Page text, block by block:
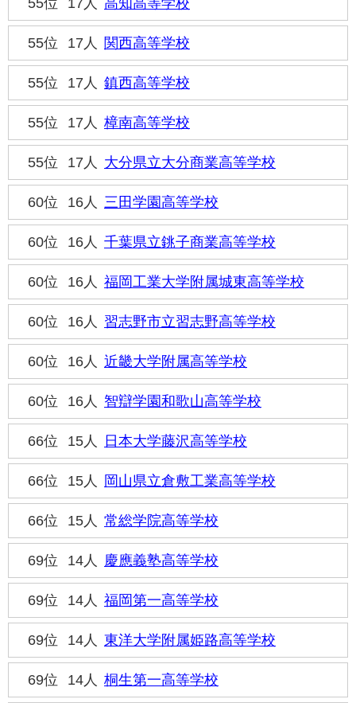
55位 17人 高知高等学校
55位 17人 関西高等学校
55位 17人 鎮西高等学校
55位 17人 樟南高等学校
55位 17人 大分県立大分商業高等学校
60位 16人 三田学園高等学校
60位 16人 千葉県立銚子商業高等学校
60位 16人 福岡工業大学附属城東高等学校
60位 16人 習志野市立習志野高等学校
60位 16人 近畿大学附属高等学校
60位 16人 智辯学園和歌山高等学校
66位 15人 日本大学藤沢高等学校
66位 15人 岡山県立倉敷工業高等学校
66位 15人 常総学院高等学校
69位 14人 慶應義塾高等学校
69位 14人 福岡第一高等学校
69位 14人 東洋大学附属姫路高等学校
69位 14人 桐生第一高等学校